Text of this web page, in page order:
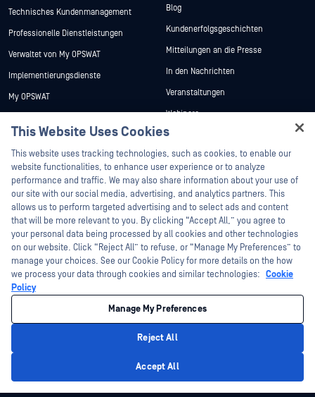
Technisches Kundenmanagement
Professionelle Dienstleistungen
Verwaltet von My OPSWAT
Implementierungsdienste
My OPSWAT
Programm zur Behebung von
Sicherheitslücken
Partner
Zertifizierung
Technologie-Partner
Partner Programm
Blog
Kundenerfolgsgeschichten
Mitteilungen an die Presse
In den Nachrichten
Veranstaltungen
Webinare
Datenblätter
Weiße Papiere
Kostenlose Tools
©2026 OPSWAT . Alle Rechte vorbehalten. OPSWAT, MetaDefender, Metascan,
MetaAccess, das OPSWAT , Trust no File. Trust No Device., OPSWAT , Protecting the
World's Critical Infrastructure, Deep CDR™ Technology, InQuest, das InQuest-Logo,
DFI, RetroHunt, Deep File Inspection und Join the Hunt sind Marken von OPSWAT .
Marken von Drittanbietern sind Eigentum ihrer jeweiligen Inhaber.
Cookie-Präferenzen verwalten
Entscheidungen zum Datenschutz in Kalifornien
This Website Uses Cookies
This website uses tracking technologies, such as cookies, to enable our
website functionalities, to enhance user experience or to analyze
performance and traffic. We may also share information about your use of
our site with our social media, advertising, and analytics partners. This
allows us to perform targeted advertising and to select ads and content
that will be more relevant to you. By clicking “Accept All,” you agree to
your personal data being processed by all cookies and other technologies
on our website. Click “Reject All” to refuse, or “Manage My Preferences” to
manage your choices. See our Cookie Policy for more details on the how
we process your data through cookies and similar technologies: Cookie
Policy
Manage My Preferences
Reject All
Accept All
Hey there!
I'm Ozzy, your OPSWAT virtual assistant.
How can I help you secure what's critical
today?